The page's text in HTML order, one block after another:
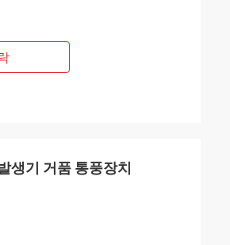
생기 거품 통풍장치